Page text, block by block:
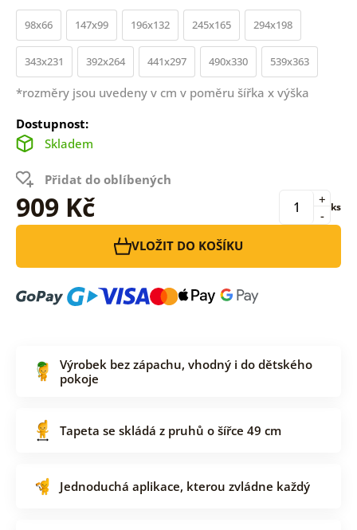
98x66 147x99 196x132 245x165 294x198
343x231 392x264 441x297 490x330 539x363
*rozměry jsou uvedeny v cm v poměru šířka x výška
Dostupnost:
Skladem
Přidat do oblíbených
909 Kč -
+ ks
VLOŽIT DO KOŠÍKU
Výrobek bez zápachu, vhodný i do dětského
pokoje
Tapeta se skládá z pruhů o šířce 49 cm
Jednoduchá aplikace, kterou zvládne každý